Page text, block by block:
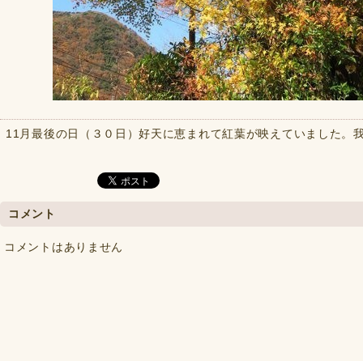
11月最後の日（３０日）好天に恵まれて紅葉が映えていました。
コメント
コメントはありません